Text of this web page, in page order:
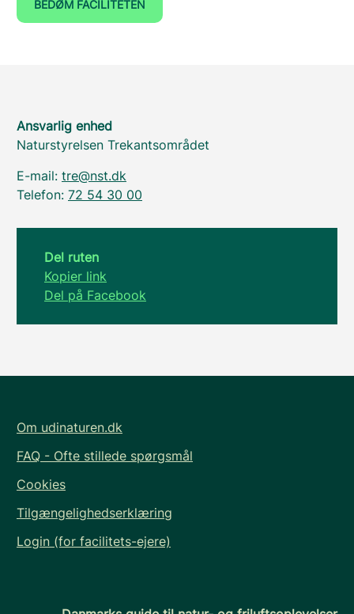
BEDØM FACILITETEN
Ansvarlig enhed
Naturstyrelsen Trekantsområdet
E-mail: tre@nst.dk
Telefon: 72 54 30 00
Del ruten
Kopier link
Del på Facebook
Om udinaturen.dk
FAQ - Ofte stillede spørgsmål
Cookies
Tilgængelighedserklæring
Login (for facilitets-ejere)